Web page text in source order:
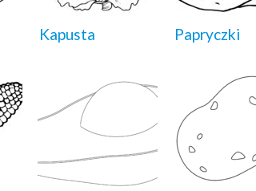
Kapusta Papryczki